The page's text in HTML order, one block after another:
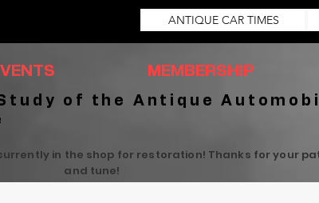
ANTIQUE CAR TIMES
MEMBERSHIP
of the Antique
in the shop for restoration! Thanks for your
and tune!